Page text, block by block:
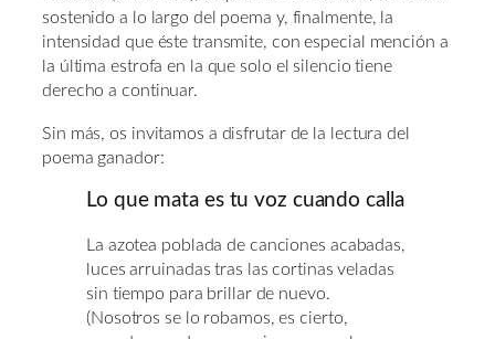
sostenido a lo largo del poema y, finalmente, la
intensidad que éste transmite, con especial mención a
la última estrofa en la que solo el silencio tiene
derecho a continuar.
Sin más, os invitamos a disfrutar de la lectura del
poema ganador:
Lo que mata es tu voz cuando calla
La azotea poblada de canciones acabadas,
luces arruinadas tras las cortinas veladas
sin tiempo para brillar de nuevo.
(Nosotros se lo robamos, es cierto,